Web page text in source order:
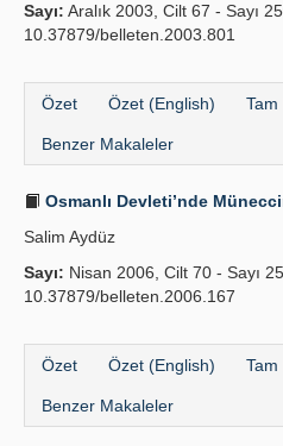
Sayı: Aralık 2003, Cilt 67 - Sayı
10.37879/belleten.2003.801
Özet Özet (English) Tam
Benzer Makaleler
Osmanlı Devleti’nde
Salim Aydüz
Sayı: Nisan 2006, Cilt 70 - Sayı
10.37879/belleten.2006.167
Özet Özet (English) Tam
Benzer Makaleler